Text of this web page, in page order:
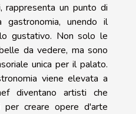
rappresenta un punto di
unendo il
gustativo. Non solo le
da vedere, ma sono
unica per il palato.
viene elevata a
diventano artisti che
per creare opere d'arte